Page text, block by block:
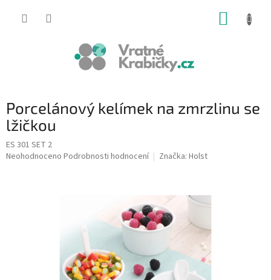
Porcelánový kelímek na zmrzlinu se
lžičkou
ES 301 SET 2
Průměrné
Neohodnoceno Podrobnosti hodnocení Značka: Holst